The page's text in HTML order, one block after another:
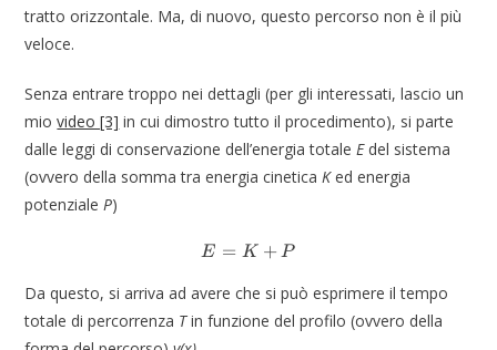
tratto orizzontale. Ma, di nuovo, questo percorso non è il più
veloce.
Senza entrare troppo nei dettagli (per gli interessati, lascio un
miovideo [3] in cui dimostro tutto il procedimento), si parte
dalle leggi di conservazione dell’energia totale Edel sistema
(ovvero della somma tra energia cinetica Ked energia
potenziale P)
E = K+P
E = K + P
Da questo, si arriva ad avere che si può esprimere il tempo
totale di percorrenza Tin funzione del profilo (ovvero della